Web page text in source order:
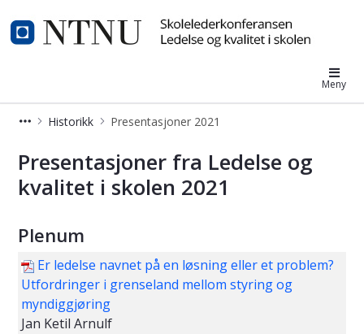
Meny
Historikk Presentasjoner 2021
Presentasjoner 2021
Presentasjoner fra Ledelse og
kvalitet i skolen 2021
Plenum
Er ledelse navnet på en løsning eller et problem?
Utfordringer i grenseland mellom styring og
myndiggjøring
Jan Ketil Arnulf